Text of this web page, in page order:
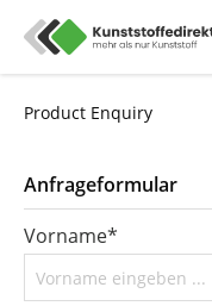
Product Enquiry
Anfrageformular
Vorname*